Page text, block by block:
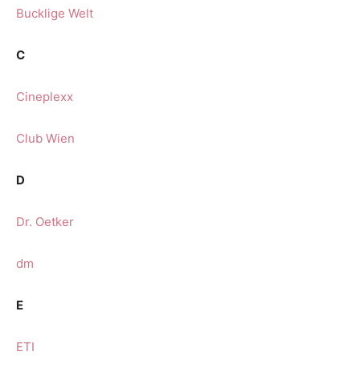
Bucklige Welt
C
Cineplexx
Club Wien
D
Dr. Oetker
dm
E
ETI